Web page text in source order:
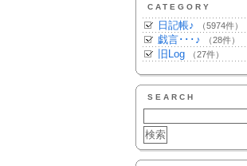
CATEGORY
日記帳♪ （5974件）
戯言･･･♪ （28件）
旧Log （27件）
SEARCH